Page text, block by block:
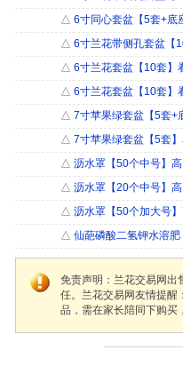
△ 6寸同心套盆【5套+底
△ 6寸兰花带侧孔套盆【
△ 6寸兰花套盆【10套】
△ 6寸兰花套盆【10套】
△ 7寸苹果绿套盆【5套+
△ 7寸苹果绿套盆【5套
△ 沥水罩【50个中号】
△ 沥水罩【20个中号】
△ 沥水罩【50个加大号
△ 仙葩磷酸二氢钾水溶
免责声明：兰花交易网出
任。兰花交易网友情提醒
品，需在家长陪同下购买